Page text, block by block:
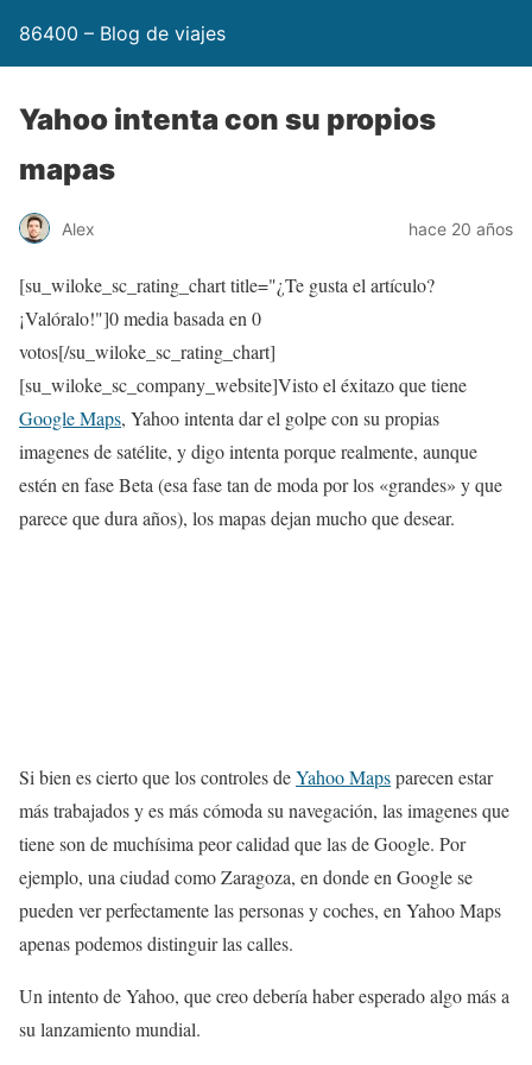
86400 – Blog de viajes
Yahoo intenta con su propios
mapas
Alex hace 20 años
[su_wiloke_sc_rating_chart title="¿Te gusta el artículo?
¡Valóralo!"]0media basada en 0
votos[/su_wiloke_sc_rating_chart]
[su_wiloke_sc_company_website]Visto el éxitazo que tiene
Google Maps, Yahoo intenta dar el golpe con su propias
imagenes de satélite, y digo intenta porque realmente, aunque
estén en fase Beta (esa fase tan de moda por los «grandes» y que
parece que dura años), los mapas dejan mucho que desear.
Si bien es cierto que los controles deYahoo Mapsparecen estar
más trabajados y es más cómoda su navegación, las imagenes que
tiene son de muchísima peor calidad que las de Google. Por
ejemplo, una ciudad como Zaragoza, en donde en Google se
pueden ver perfectamente las personas y coches, en Yahoo Maps
apenas podemos distinguir las calles.
Un intento de Yahoo, que creo debería haber esperado algo más a
su lanzamiento mundial.